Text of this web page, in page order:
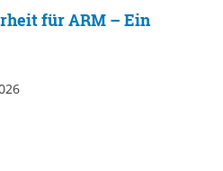
für ARM – Ein